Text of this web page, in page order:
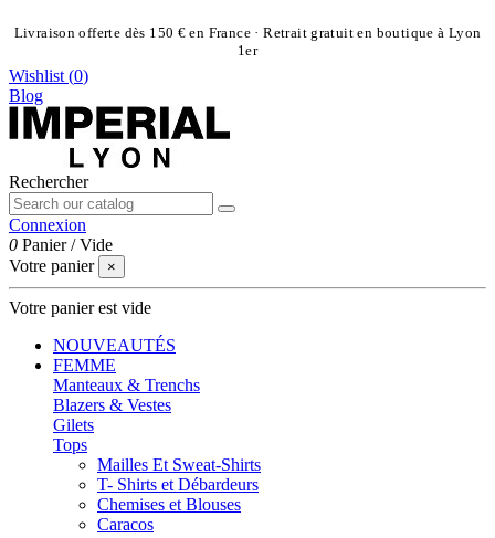
Livraison offerte dès 150 € en France · Retrait gratuit en boutique à Lyon
1er
Wishlist (0)
Blog
Rechercher
Connexion
0 Panier /Vide
Votre panier
×
Votre panier est vide
NOUVEAUTÉS
FEMME
Manteaux & Trenchs
Blazers & Vestes
Gilets
Tops
Mailles Et Sweat-Shirts
T- Shirts et Débardeurs
Chemises et Blouses
Caracos